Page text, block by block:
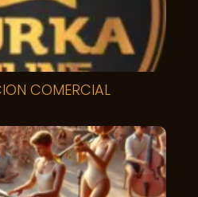
COMERCIAL